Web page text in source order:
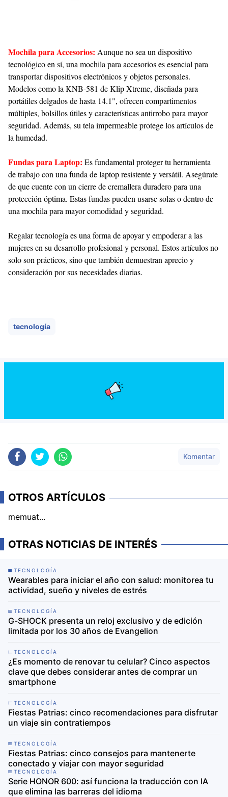
Mochila para Accesorios: Aunque no sea un dispositivo
tecnológico en sí, una mochila para accesorios es esencial para
transportar dispositivos electrónicos y objetos personales.
Modelos como la KNB-581 de Klip Xtreme, diseñada para
portátiles delgados de hasta 14.1", ofrecen compartimentos
múltiples, bolsillos útiles y características antirrobo para mayor
seguridad. Además, su tela impermeable protege los artículos de
la humedad.
Fundas para Laptop: Es fundamental proteger tu herramienta
de trabajo con una funda de laptop resistente y versátil. Asegúrate
de que cuente con un cierre de cremallera duradero para una
protección óptima. Estas fundas pueden usarse solas o dentro de
una mochila para mayor comodidad y seguridad.
Regalar tecnología es una forma de apoyar y empoderar a las
mujeres en su desarrollo profesional y personal. Estos artículos no
solo son prácticos, sino que también demuestran aprecio y
consideración por sus necesidades diarias.
tecnología
Komentar
OTROS ARTÍCULOS
memuat...
OTRAS NOTICIAS DE INTERÉS
TECNOLOGÍA
Wearables para iniciar el año con salud: monitorea tu
actividad, sueño y niveles de estrés
TECNOLOGÍA
G-SHOCK presenta un reloj exclusivo y de edición
limitada por los 30 años de Evangelion
TECNOLOGÍA
¿Es momento de renovar tu celular? Cinco aspectos
clave que debes considerar antes de comprar un
smartphone
TECNOLOGÍA
Fiestas Patrias: cinco recomendaciones para disfrutar
un viaje sin contratiempos
TECNOLOGÍA
Fiestas Patrias: cinco consejos para mantenerte
conectado y viajar con mayor seguridad
TECNOLOGÍA
Serie HONOR 600: así funciona la traducción con IA
que elimina las barreras del idioma